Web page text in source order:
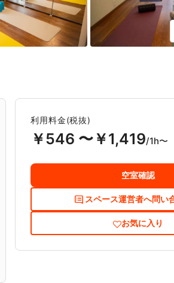
利用料金(税抜)
￥546 〜￥1,419/1h〜
空室確認
スペース運営者へ問い
お気に入り